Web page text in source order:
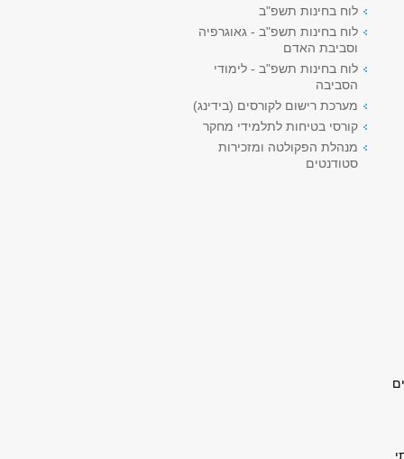
לוח בחינות תשפ"ב
לוח בחינות תשפ"ב - גאוגרפיה
וסביבת האדם
לוח בחינות תשפ"ב - לימודי
הסביבה
מערכת רישום לקורסים (בידינג)
קורסי בטיחות לתלמידי מחקר
מנהלת הפקולטה ומזכירות
סטודנטים